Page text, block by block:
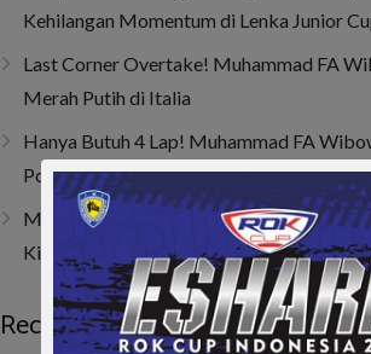
Kehilangan Momentum di Lenka Junior
Last Corner Overtake! Muhammad FA
Merah Putih di Italia
Hanya Butuh 4 Lap! Muhammad FA
Posisi 19 dan Juarai ACI Karting 2026
Muhammad FA Wibowo di Viterbo,
Kini Bertahan di 10 Besar Klasemen
Recent Posts